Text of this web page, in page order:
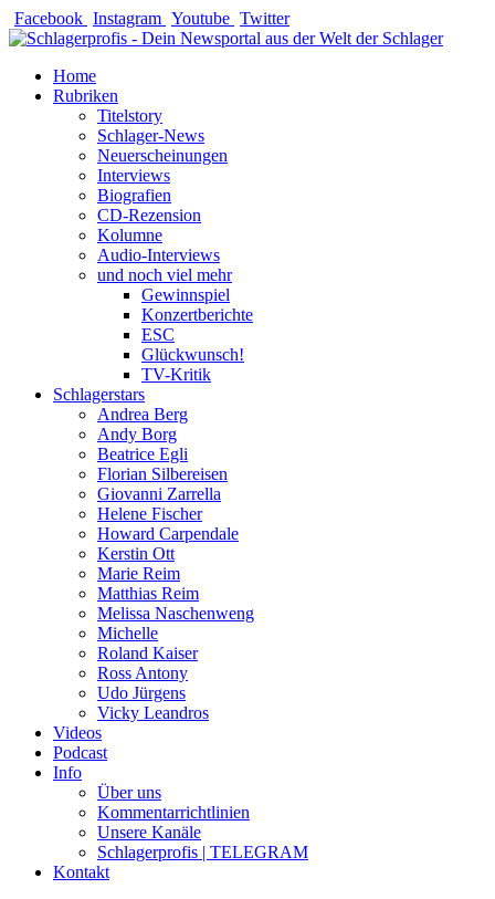
Zum
Inhalt
Facebook Instagram Youtube Twitter
Home
Rubriken
Titelstory
Schlager-News
Neuerscheinungen
Interviews
Biografien
CD-Rezension
Kolumne
Audio-Interviews
und noch viel mehr
Gewinnspiel
Konzertberichte
ESC
Glückwunsch!
TV-Kritik
Schlagerstars
Andrea Berg
Andy Borg
Beatrice Egli
Florian Silbereisen
Giovanni Zarrella
Helene Fischer
Howard Carpendale
Kerstin Ott
Marie Reim
Matthias Reim
Melissa Naschenweng
Michelle
Roland Kaiser
Ross Antony
Udo Jürgens
Vicky Leandros
Videos
Podcast
Info
Über uns
Kommentarrichtlinien
Unsere Kanäle
Schlagerprofis | TELEGRAM
Kontakt